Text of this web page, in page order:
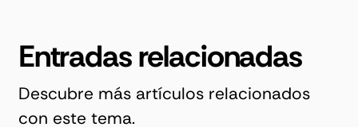
Entradas relacionadas
Descubre más artículos relacionados
con este tema.